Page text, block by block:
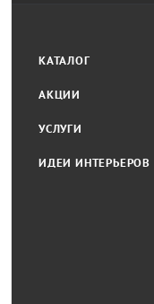
КАТАЛОГ
АКЦИИ
УСЛУГИ
ИДЕИ ИНТЕРЬЕРОВ